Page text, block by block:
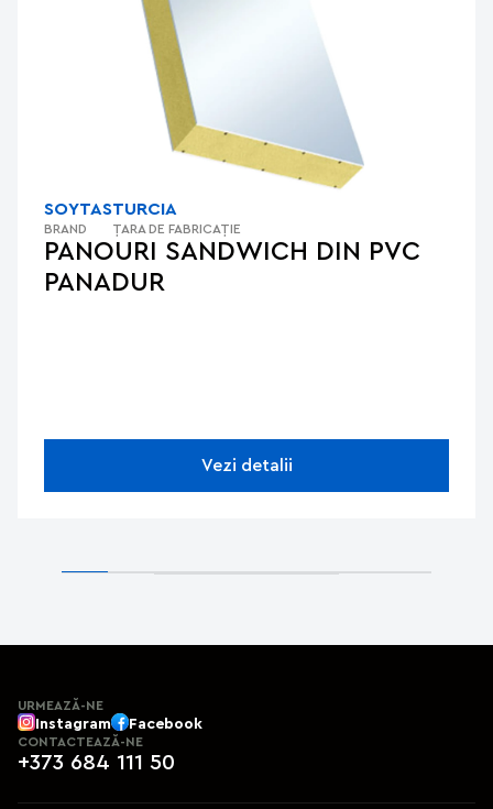
PANOURI SANDWICH DIN PVC
PANADUR
SOYTAS
BRAND
TURCIA
ȚARA DE FABRICAȚIE
Vezi detalii
URMEAZĂ-NE
Instagram Facebook
CONTACTEAZĂ-NE
+373 684 111 50